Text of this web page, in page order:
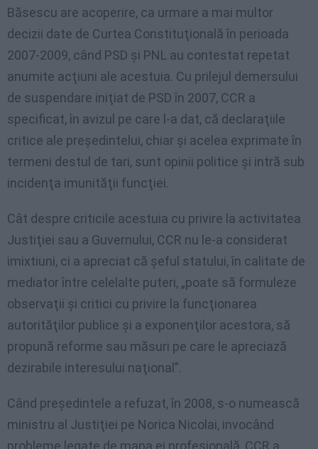
Băsescu are acoperire, ca urmare a mai multor
decizii date de Curtea Constituţională în perioada
2007-2009, când PSD şi PNL au contestat repetat
anumite acţiuni ale acestuia. Cu prilejul demersului
de suspendare iniţiat de PSD în 2007, CCR a
specificat, în avizul pe care l-a dat, că declaraţiile
critice ale preşedintelui, chiar şi acelea exprimate în
termeni destul de tari, sunt opinii politice şi intră sub
incidenţa imunităţii funcţiei.
Cât despre criticile acestuia cu privire la activitatea
Justiţiei sau a Guvernului, CCR nu le-a considerat
imixtiuni, ci a apreciat că şeful statului, în calitate de
mediator între celelalte puteri, „poate să formuleze
observaţii şi critici cu privire la funcţionarea
autorităţilor publice şi a exponenţilor acestora, să
propună reforme sau măsuri pe care le apreciază
dezirabile interesului naţional”.
Când preşedintele a refuzat, în 2008, s-o numească
ministru al Justiţiei pe Norica Nicolai, invocând